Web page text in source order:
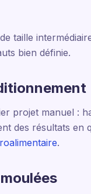
taille
bien définie.
projet manuel :
des résultats en
.